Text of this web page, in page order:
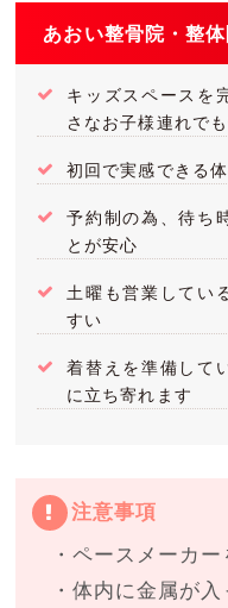
あおい整骨院・整
キッズスペースを
さなお子様連れで
初回で実感できる
予約制の為、待ち
とが安心
土曜も営業してい
すい
着替えを準備して
に立ち寄れます
注意事項
・ペースメーカ
・体内に金属が